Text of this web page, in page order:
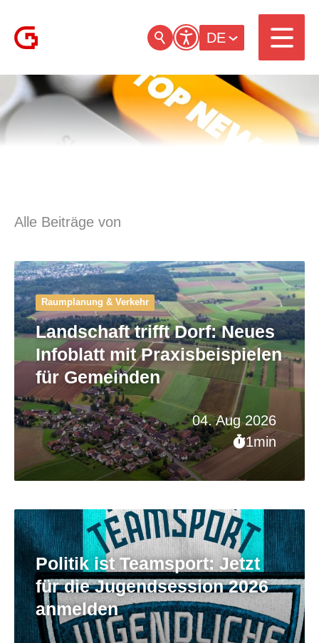
DE
Alle Beiträge von
04. Aug 2026
1min
Raumplanung & Verkehr
Landschaft trifft Dorf: Neues
Infoblatt mit Praxisbeispielen
für Gemeinden
Politik ist Teamsport: Jetzt
für die Jugendsession 2026
anmelden